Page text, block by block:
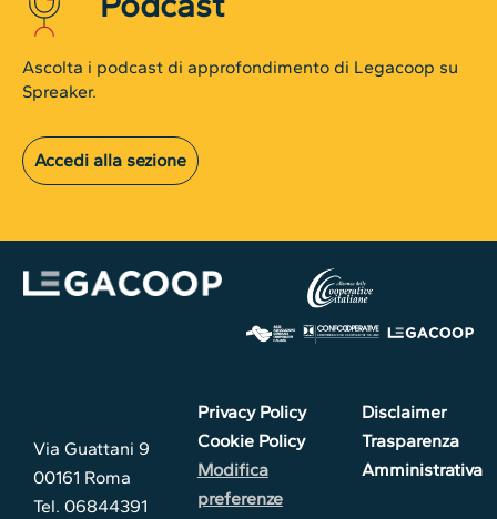
Ascolta i podcast di approfondimento di Legacoop su
Spreaker.
Accedi alla sezione
Via Guattani 9
00161 Roma
Tel. 06844391
Privacy Policy
Cookie Policy
Modifica
preferenze
Disclaimer
Trasparenza
Amministrativa